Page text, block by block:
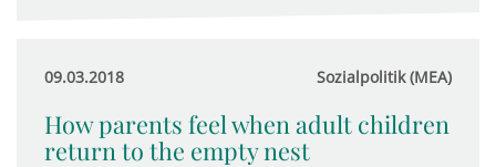
09.03.2018 Sozialpolitik (MEA)
How parents feel when adult children
return to the empty nest